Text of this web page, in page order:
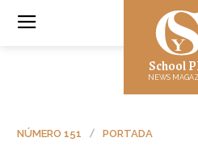
School
NEWS
NÚMERO 151 PORTADA